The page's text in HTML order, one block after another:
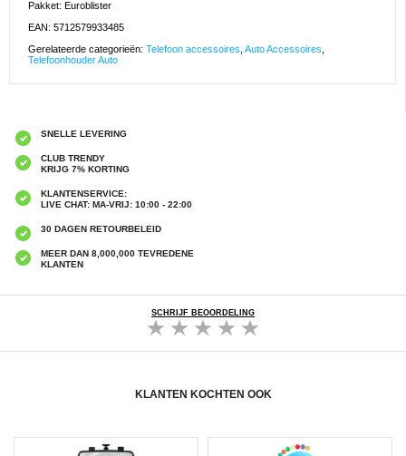
Pakket: Euroblister
EAN: 5712579933485
Gerelateerde categorieën: Telefoon accessoires Auto Accessoires
Telefoonhouder Auto
SNELLE LEVERING
CLUB TRENDY
KRIJG 7% KORTING
KLANTENSERVICE:
LIVE CHAT: MA-VRIJ: 10:00 - 22:00
30 DAGEN RETOURBELEID
MEER DAN 8,000,000 TEVREDENE
KLANTEN
SCHRIJF BEOORDELING
KLANTEN KOCHTEN OOK